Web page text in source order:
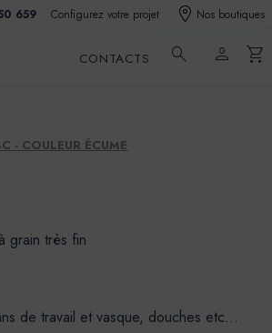
659 Configurez votre projet Nos boutiques
CONTACTS search person shopping_cart
- COULEUR ÉCUME
grain très fin
de travail et vasque, douches etc…